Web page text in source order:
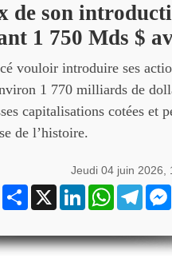
de son
1 750 Mds $
vouloir introduire ses
1 770 milliards de
capitalisations cotées et
de l’histoire.
Jeudi 04 juin 2026,
Partager
X LinkedInWhatsApp